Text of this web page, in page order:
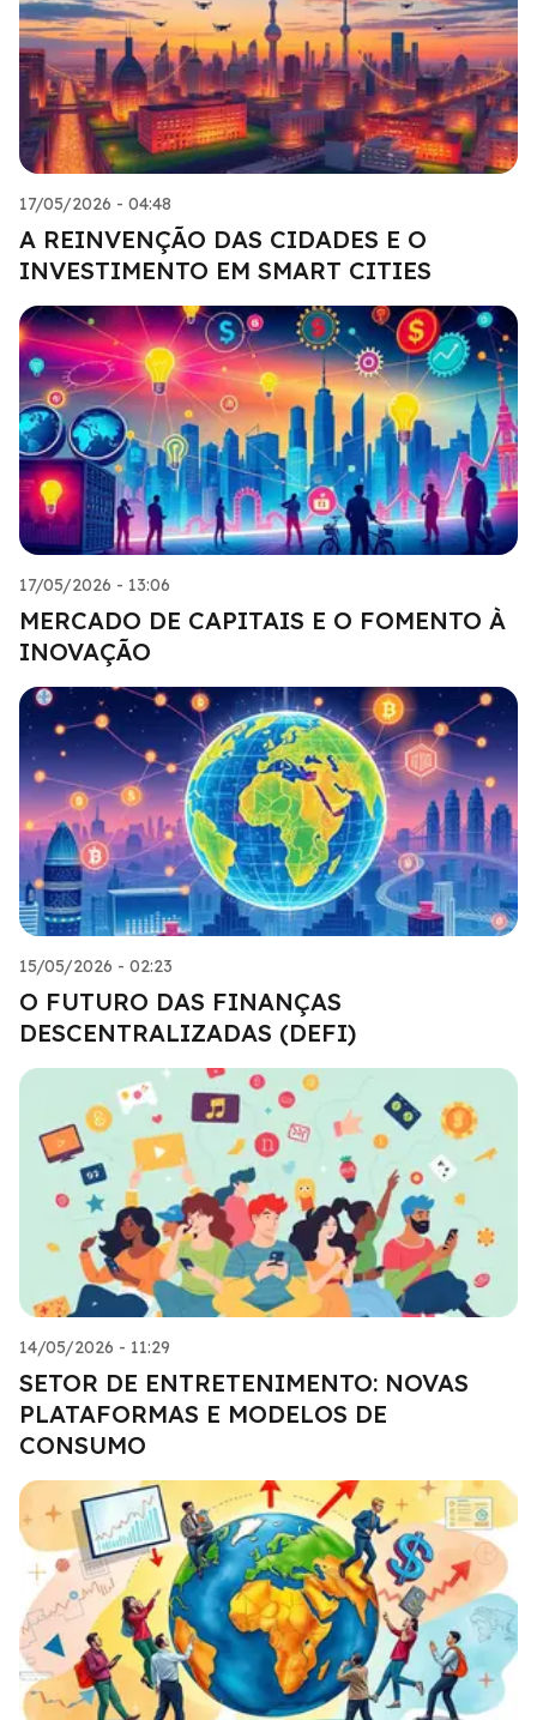
17/05/2026 - 04:48
A REINVENÇÃO DAS CIDADES E O
INVESTIMENTO EM SMART CITIES
17/05/2026 - 13:06
MERCADO DE CAPITAIS E O FOMENTO À
INOVAÇÃO
15/05/2026 - 02:23
O FUTURO DAS FINANÇAS
DESCENTRALIZADAS (DEFI)
14/05/2026 - 11:29
SETOR DE ENTRETENIMENTO: NOVAS
PLATAFORMAS E MODELOS DE
CONSUMO